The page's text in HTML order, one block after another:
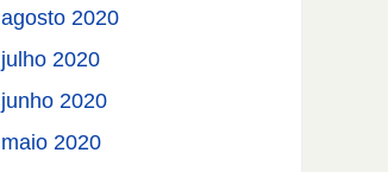
agosto 2020
julho 2020
junho 2020
maio 2020